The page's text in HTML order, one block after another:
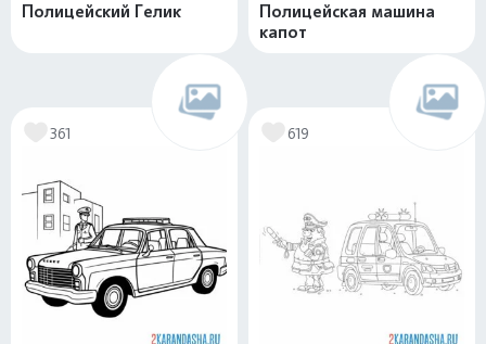
Полицейский Гелик
Полицейская машина
капот
361 619